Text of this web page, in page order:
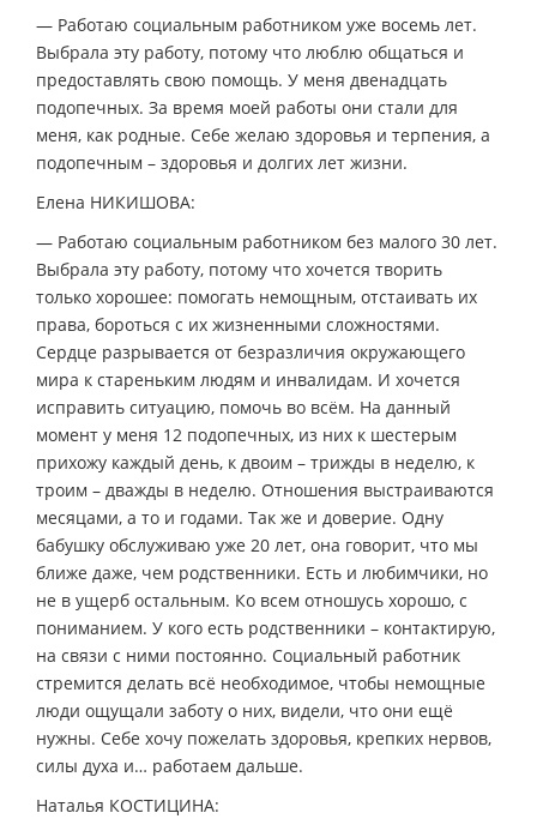
— Работаю социальным работником уже восемь лет.
Выбрала эту работу, потому что люблю общаться и
предоставлять свою помощь. У меня двенадцать
подопечных. За время моей работы они стали для
меня, как родные. Себе желаю здоровья и терпения, а
подопечным – здоровья и долгих лет жизни.
Елена НИКИШОВА:
— Работаю социальным работником без малого 30 лет.
Выбрала эту работу, потому что хочется творить
только хорошее: помогать немощным, отстаивать их
права, бороться с их жизненными сложностями.
Сердце разрывается от безразличия окружающего
мира к стареньким людям и инвалидам. И хочется
исправить ситуацию, помочь во всём. На данный
момент у меня 12 подопечных, из них к шестерым
прихожу каждый день, к двоим – трижды в неделю, к
троим – дважды в неделю. Отношения выстраиваются
месяцами, а то и годами. Так же и доверие. Одну
бабушку обслуживаю уже 20 лет, она говорит, что мы
ближе даже, чем родственники. Есть и любимчики, но
не в ущерб остальным. Ко всем отношусь хорошо, с
пониманием. У кого есть родственники – контактирую,
на связи с ними постоянно. Социальный работник
стремится делать всё необходимое, чтобы немощные
люди ощущали заботу о них, видели, что они ещё
нужны. Себе хочу пожелать здоровья, крепких нервов,
силы духа и… работаем дальше.
Наталья КОСТИЦИНА: